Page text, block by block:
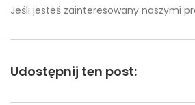
Jeśli jesteś zainteresowany naszymi
Udostępnij ten post: